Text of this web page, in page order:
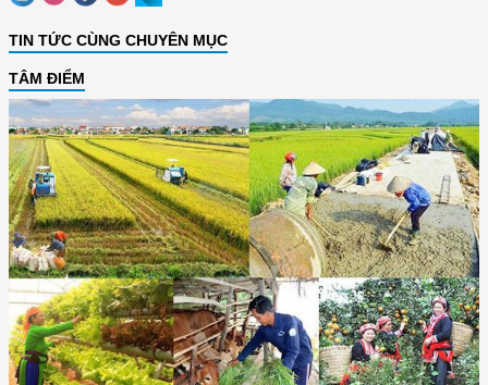
TIN TỨC CÙNG CHUYÊN MỤC
TÂM ĐIỂM